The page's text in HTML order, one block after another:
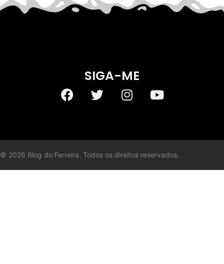
SIGA-ME
© 2026 Blog do Ferreira. Todos os direitos reservados.